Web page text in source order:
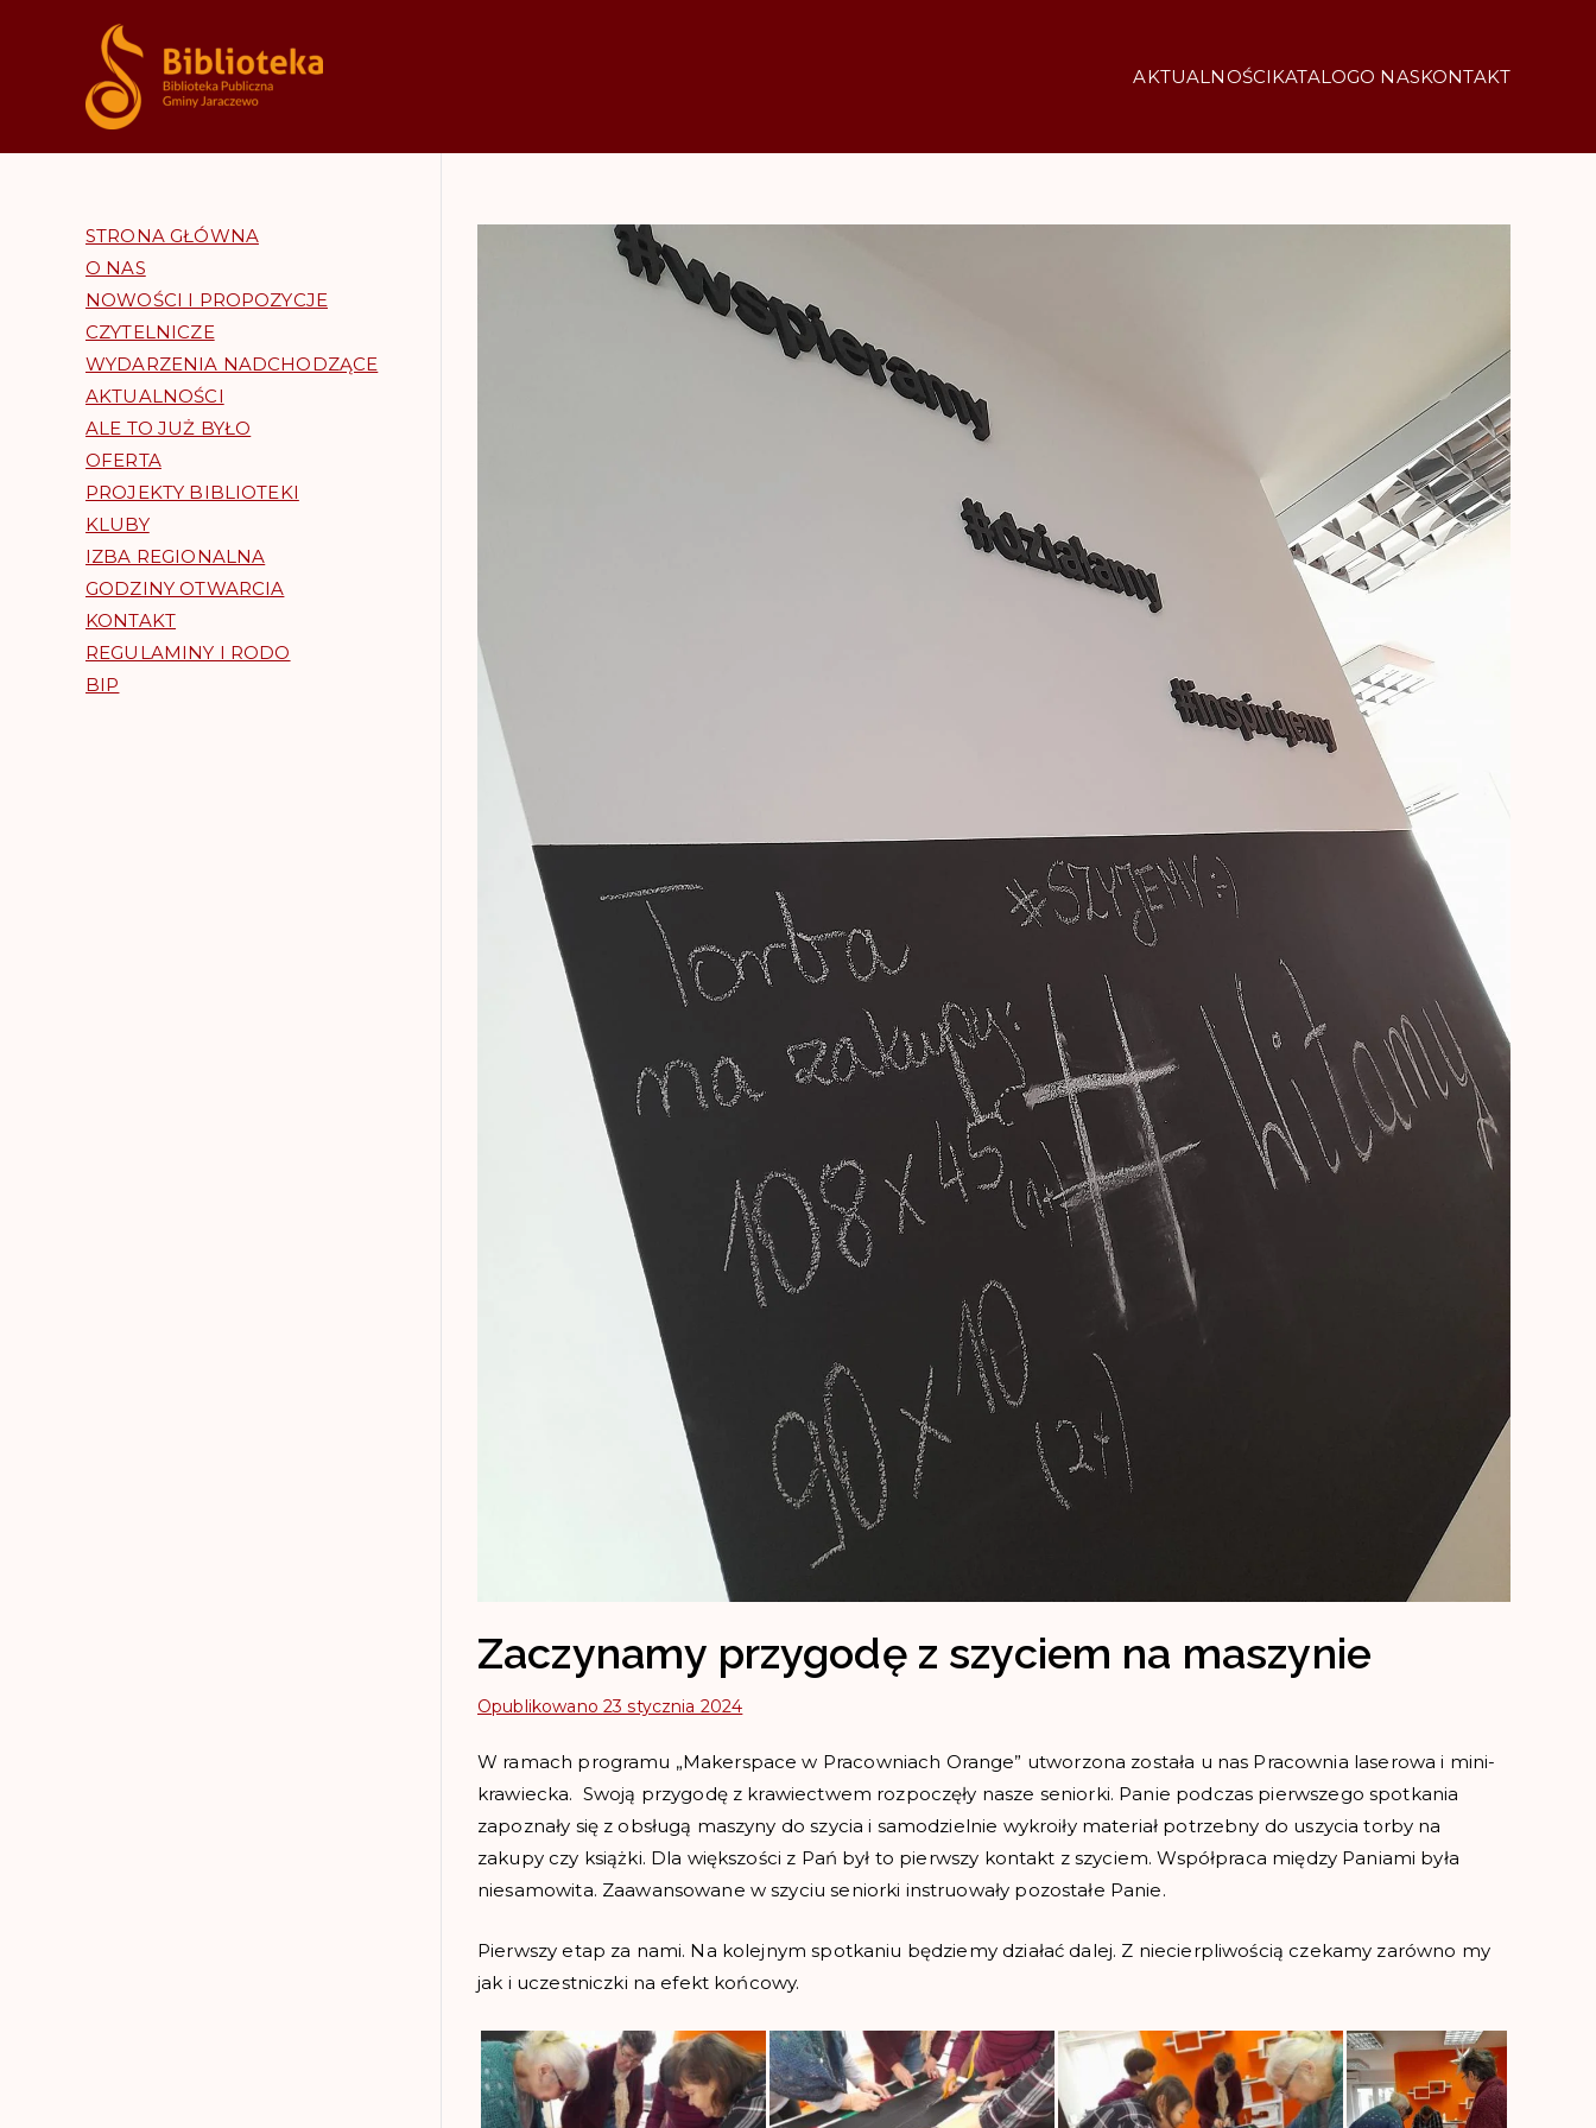
AKTUALNOŚCIKATALOGO NASKONTAKT
Zaczynamy przygodę z szyciem na maszynie
Opublikowano 23 stycznia 2024
W ramach programu „Makerspace w Pracowniach Orange” utworzona została u nas Pracownia laserowa i mini-
krawiecka. Swoją przygodę z krawiectwem rozpoczęły nasze seniorki. Panie podczas pierwszego spotkania
zapoznały się z obsługą maszyny do szycia i samodzielnie wykroiły materiał potrzebny do uszycia torby na
zakupy czy książki. Dla większości z Pań był to pierwszy kontakt z szyciem. Współpraca między Paniami była
niesamowita. Zaawansowane w szyciu seniorki instruowały pozostałe Panie.
Pierwszy etap za nami. Na kolejnym spotkaniu będziemy działać dalej. Z niecierpliwością czekamy zarówno my
jak i uczestniczki na efekt końcowy.
STRONA GŁÓWNA
O NAS
NOWOŚCI I PROPOZYCJE
CZYTELNICZE
WYDARZENIA NADCHODZĄCE
AKTUALNOŚCI
ALE TO JUŻ BYŁO
OFERTA
PROJEKTY BIBLIOTEKI
KLUBY
IZBA REGIONALNA
GODZINY OTWARCIA
KONTAKT
REGULAMINY I RODO
BIP